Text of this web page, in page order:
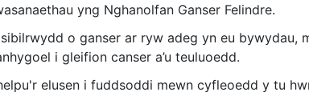
yng Nghanolfan Ganser Felindre.
o ganser ar ryw adeg yn eu bywydau,
i gleifion canser a’u teuluoedd.
elusen i fuddsoddi mewn cyfleoedd y tu